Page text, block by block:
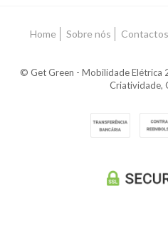
Home Sobre nós Contactos
© Get Green - Mobilidade Elétrica
Criatividade,